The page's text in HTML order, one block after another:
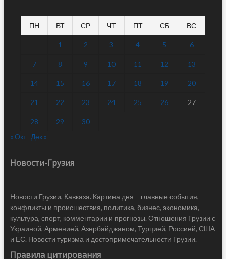
ПН ВТ СР ЧТ ПТ СБ ВС
1 2 3 4 5 6
7 8 9 10 11 12 13
14 15 16 17 18 19 20
21 22 23 24 25 26 27
28 29
30
« Окт
Дек »
Новости-Грузия
Новости Грузии, Кавказа. Картина дня – главные события,
конфликты и происшествия, политика, бизнес, экономика,
культура, спорт, комментарии и прогнозы. Отношения Грузии с
Украиной, Арменией, Азербайджаном, Турцией, Россией, США
и ЕС. Новости туризма и достопримечательности Грузии.
Правила цитирования